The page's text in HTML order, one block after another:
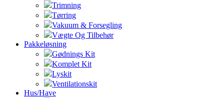
Trimning
Tørring
Vakuum & Forsegling
Vægte Og Tilbehør
Pakkeløsning
Gødnings Kit
Komplet Kit
Lyskit
Ventilationskit
Hus/Have